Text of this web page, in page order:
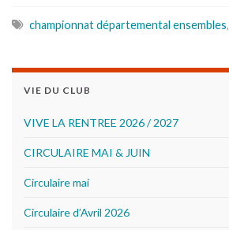
championnat départemental ensembles,
VIE DU CLUB
VIVE LA RENTREE 2026 / 2027
CIRCULAIRE MAI & JUIN
Circulaire mai
Circulaire d’Avril 2026